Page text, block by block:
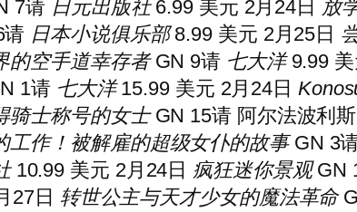
7请 日元出版社6.99 美元 2月24日 放
请 日本小说俱乐部8.99 美元 2月25日
的空手道幸存者GN 9请 七大洋9.99 美
1请 七大洋15.99 美元 2月24日
骑士称号的女士GN 15请阿尔法波利
工作！被解雇的超级女仆的故事GN 3
10.99 美元 2月24日 疯狂迷你景观GN
27日 转世公主与天才少女的魔法革命